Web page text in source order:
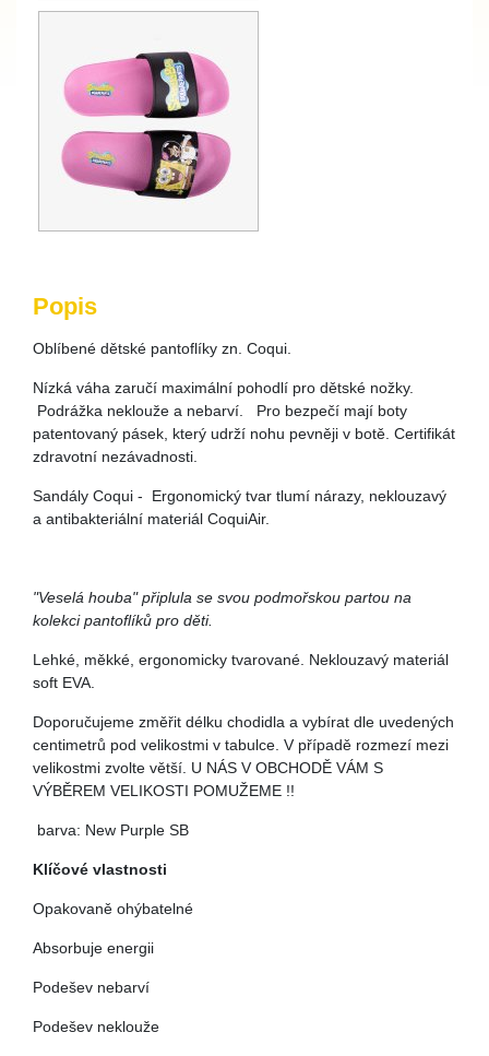
Popis
Oblíbené dětské pantoflíky zn. Coqui.
Nízká váha zaručí maximální pohodlí pro dětské nožky.
Podrážka neklouže a nebarví. Pro bezpečí mají boty
patentovaný pásek, který udrží nohu pevněji v botě. Certifikát
zdravotní nezávadnosti.
Sandály Coqui - Ergonomický tvar tlumí nárazy, neklouzavý
a antibakteriální materiál CoquiAir.
"Veselá houba" připlula se svou podmořskou partou na
kolekci pantoflíků pro děti.
Lehké, měkké, ergonomicky tvarované. Neklouzavý materiál
soft EVA.
Doporučujeme změřit délku chodidla a vybírat dle uvedených
centimetrů pod velikostmi v tabulce. V případě rozmezí mezi
velikostmi zvolte větší. U NÁS V OBCHODĚ VÁM S
VÝBĚREM VELIKOSTI POMUŽEME !!
barva: New Purple SB
Klíčové vlastnosti
Opakovaně ohýbatelné
Absorbuje energii
Podešev nebarví
Podešev neklouže